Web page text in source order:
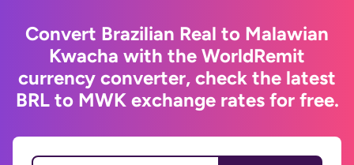
Convert Brazilian Real to Malawian
Kwacha with the WorldRemit
currency converter, check the latest
BRL to MWK exchange rates for free.